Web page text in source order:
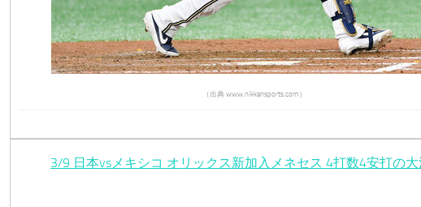
（出典 www.nikkansports.com）
3/9 日本vsメキシコ オリックス新加入メネセス 4打数4安打の